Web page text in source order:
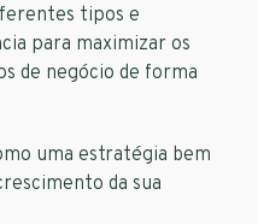
tipos e
para maximizar os
de negócio de forma
uma estratégia bem
da sua